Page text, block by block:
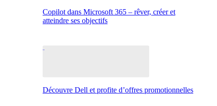
Copilot dans Microsoft 365 – rêver, créer et
atteindre ses objectifs
Découvre Dell et profite d’offres promotionnelles